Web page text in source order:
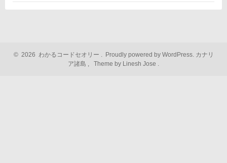
© 2026 わかるコードセオリー . Proudly powered by WordPress. カナリ
ア諸島 , Theme by Linesh Jose .